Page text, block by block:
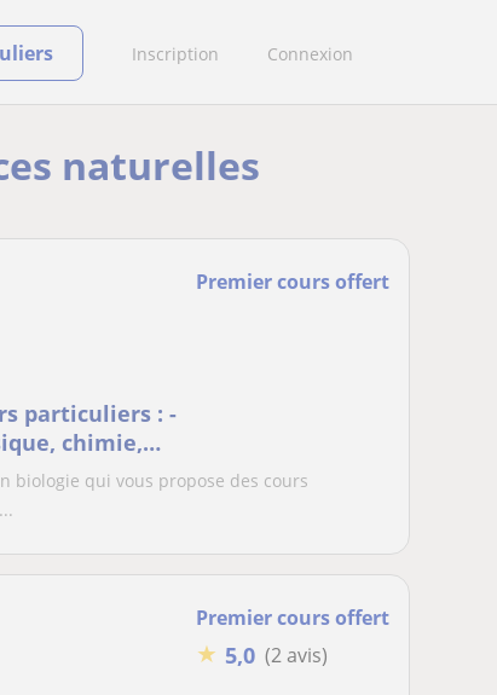
Inscription Connexion
naturelles
Premier cours offert
particuliers : -
chimie,
biologie qui vous propose des cours
Premier cours offert
★ 5,0 (2 avis)